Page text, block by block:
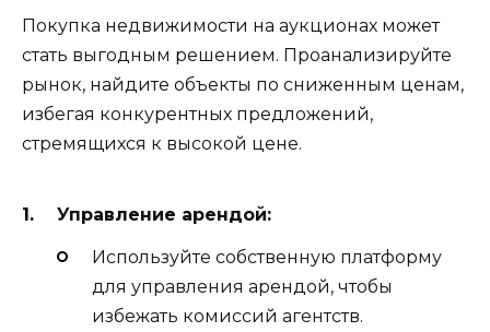
Покупка недвижимости на аукционах может
стать выгодным решением. Проанализируйте
рынок, найдите объекты по сниженным ценам,
избегая конкурентных предложений,
стремящихся к высокой цене.
Управление арендой:
Используйте собственную платформу
для управления арендой, чтобы
избежать комиссий агентств.